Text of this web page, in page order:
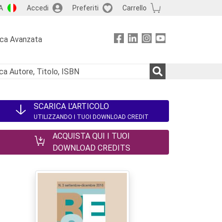
Accedi Preferiti Carrello
Avanzata
SCARICA L'ARTICOLO
UTILIZZANDO I TUOI DOWNLOAD CREDIT
ACQUISTA QUI I TUOI
DOWNLOAD CREDITS